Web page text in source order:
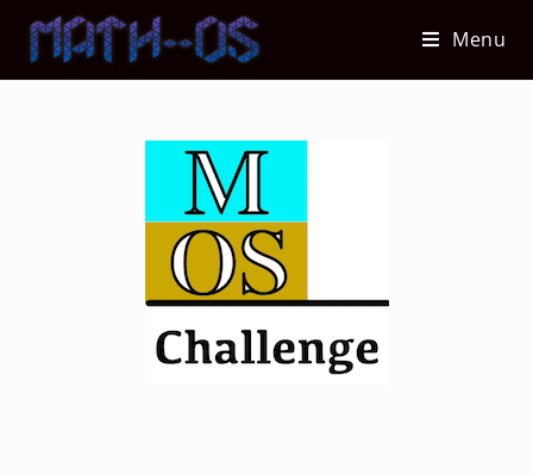
content
Menu